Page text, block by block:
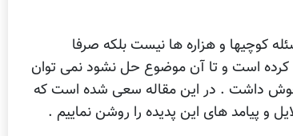
کوچیها و هزاره ها نیست بلکه صرفا
است و تا آن موضوع حل نشود نمی توان
خوش داشت . در این مقاله سعی شده است که
و پیامد های این پدیده را روشن نماییم .